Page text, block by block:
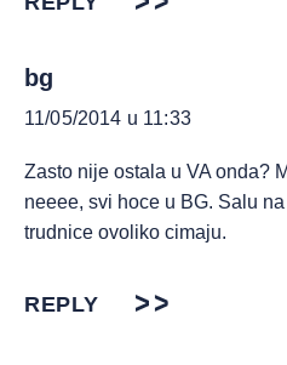
bg
11/05/2014 u 11:33
Zasto nije ostala u VA onda?
neeee, svi hoce u BG. Salu
trudnice ovoliko cimaju.
REPLY